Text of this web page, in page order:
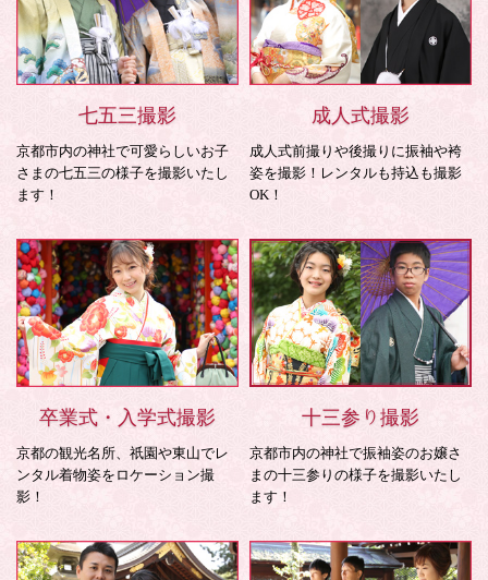
七五三撮影
京都市内の神社で可愛らしいお子
さまの七五三の様子を撮影いたし
ます！
成人式撮影
成人式前撮りや後撮りに振袖や袴
姿を撮影！レンタルも持込も撮影
OK！
卒業式・入学式撮影
京都の観光名所、祇園や東山でレ
ンタル着物姿をロケーション撮
影！
十三参り撮影
京都市内の神社で振袖姿のお嬢さ
まの十三参りの様子を撮影いたし
ます！